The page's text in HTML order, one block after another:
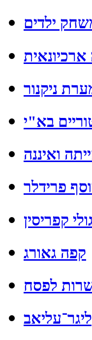
ילדים
ניקנור
בא"י
ואיננה
פרידלר
קפריסין
קפה גאורג
לפסח